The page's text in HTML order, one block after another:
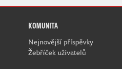
KOMUNITA
Nejnovější příspěvky
Žebříček uživatelů